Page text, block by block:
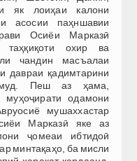
як лоиҳаи калони
асосии паҳншавии
Осиёи Марказӣ
таҳқиқоти охир ва
чандин масъалаи
давраи қадимтарини
Пеш аз ҳама,
муҳоҷирати одамони
мушаххастар
Марказӣ яке аз
ҷомеаи ибтидоӣ
минтақаҳо, ба мисли